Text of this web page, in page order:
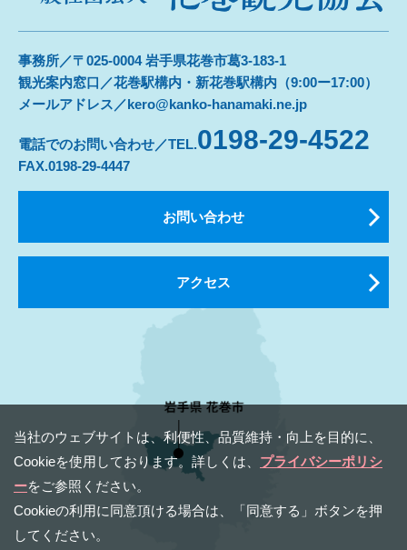
当社のウェブサイトは、利便性、品質維持・向上を⽬的に、
Cookieを使⽤しております。詳しくは、 プライバシーポリシ
ーをご参照ください。
Cookieの利⽤に同意頂ける場合は、「同意する」ボタンを押
してください。
事務所／〒025-0004 岩手県花巻市葛3-183-1
観光案内窓口／花巻駅構内・新花巻駅構内（9:00ー17:00）
メールアドレス／kero@kanko-hanamaki.ne.jp
電話でのお問い合わせ／TEL.0198-29-4522
FAX.0198-29-4447
お問い合わせ
アクセス